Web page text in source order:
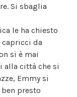
Si sbaglia
le ha chiesto
da
si è mai
alla città che si
Emmy si
presto